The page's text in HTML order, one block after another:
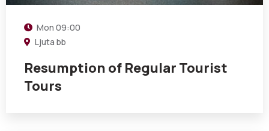
Mon 09:00
Ljuta bb
Resumption of Regular Tourist
Tours